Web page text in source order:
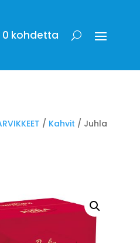
0 kohdetta
/ Kahvit / Juhla